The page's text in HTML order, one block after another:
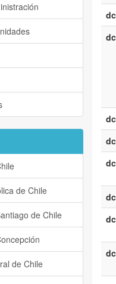
de Chile
de Chile
de Chile